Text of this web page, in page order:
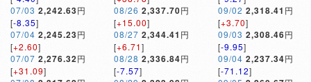
07/03 2,242.63円
[-8.35]
07/04 2,245.23円
[+2.60]
07/07 2,276.32円
[+31.09]
08/26 2,337.70円
[+15.00]
08/27 2,344.41 円
[+6.71]
08/28 2,336.84円
[-7.57]
09/02 2,318.41 円
[+3.70]
09/03 2,308.46円
[-9.95]
09/04 2,237.34円
[-71.12]